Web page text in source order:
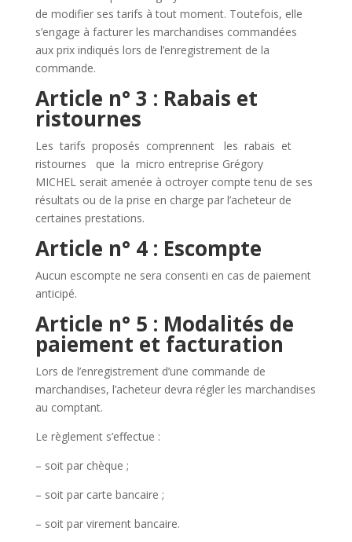
de modifier ses tarifs à tout moment. Toutefois, elle
s’engage à facturer les marchandises commandées
aux prix indiqués lors de l’enregistrement de la
commande.
Article n° 3 : Rabais et
ristournes
Les tarifs proposés comprennent les rabais et
ristournes que la micro entreprise Grégory
MICHEL serait amenée à octroyer compte tenu de ses
résultats ou de la prise en charge par l’acheteur de
certaines prestations.
Article n° 4 : Escompte
Aucun escompte ne sera consenti en cas de paiement
anticipé.
Article n° 5 : Modalités de
paiement et facturation
Lors de l’enregistrement d’une commande de
marchandises, l’acheteur devra régler les marchandises
au comptant.
Le règlement s’effectue :
– soit par chèque ;
– soit par carte bancaire ;
– soit par virement bancaire.